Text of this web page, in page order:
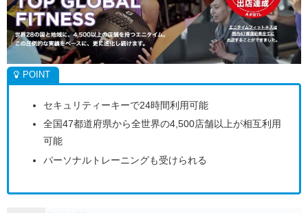
セキュリティーキーで24時間利用可能
全国47都道府県から全世界の4,500店舗以上が相互利用
可能
パーソナルトレーニングも受けられる